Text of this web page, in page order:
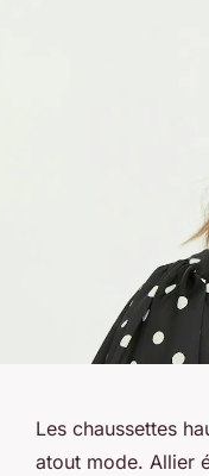
Les chaussettes
atout mode. Allier